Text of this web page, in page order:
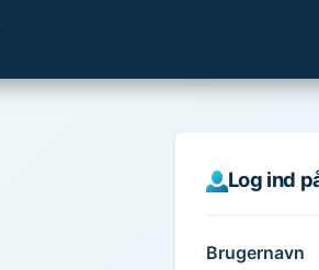
Log ind
Brugernavn